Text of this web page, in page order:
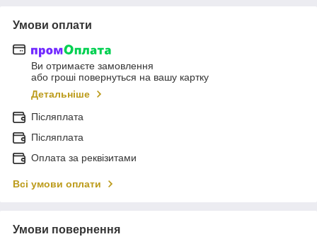
Умови оплати
Ви отримаєте замовлення
або гроші повернуться на вашу картку
Детальніше
Післяплата
Післяплата
Оплата за реквізитами
Всі умови оплати
Умови повернення